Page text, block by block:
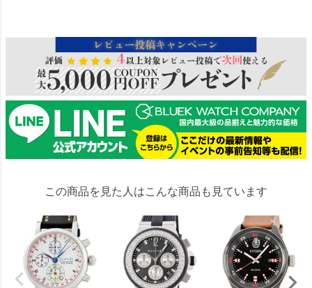
この商品を見た人はこんな商品も見ています